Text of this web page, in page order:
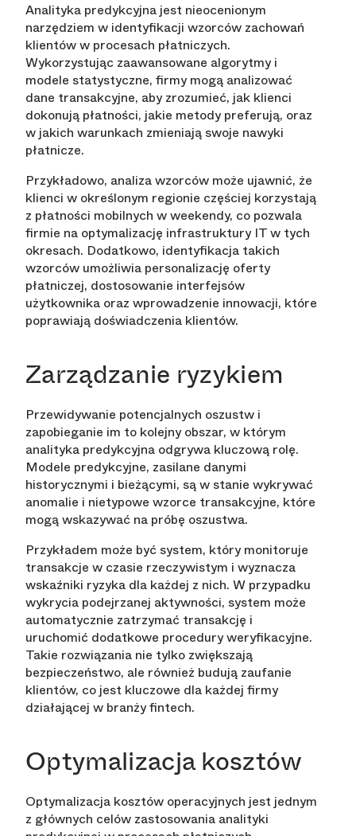
Analityka predykcyjna jest nieocenionym
narzędziem w identyfikacji wzorców zachowań
klientów w procesach płatniczych.
Wykorzystując zaawansowane algorytmy i
modele statystyczne, firmy mogą analizować
dane transakcyjne, aby zrozumieć, jak klienci
dokonują płatności, jakie metody preferują, oraz
w jakich warunkach zmieniają swoje nawyki
płatnicze.
Przykładowo, analiza wzorców może ujawnić, że
klienci w określonym regionie częściej korzystają
z płatności mobilnych w weekendy, co pozwala
firmie na optymalizację infrastruktury IT w tych
okresach. Dodatkowo, identyfikacja takich
wzorców umożliwia personalizację oferty
płatniczej, dostosowanie interfejsów
użytkownika oraz wprowadzenie innowacji, które
poprawiają doświadczenia klientów.
Zarządzanie ryzykiem
Przewidywanie potencjalnych oszustw i
zapobieganie im to kolejny obszar, w którym
analityka predykcyjna odgrywa kluczową rolę.
Modele predykcyjne, zasilane danymi
historycznymi i bieżącymi, są w stanie wykrywać
anomalie i nietypowe wzorce transakcyjne, które
mogą wskazywać na próbę oszustwa.
Przykładem może być system, który monitoruje
transakcje w czasie rzeczywistym i wyznacza
wskaźniki ryzyka dla każdej z nich. W przypadku
wykrycia podejrzanej aktywności, system może
automatycznie zatrzymać transakcję i
uruchomić dodatkowe procedury weryfikacyjne.
Takie rozwiązania nie tylko zwiększają
bezpieczeństwo, ale również budują zaufanie
klientów, co jest kluczowe dla każdej firmy
działającej w branży fintech.
Optymalizacja kosztów
Optymalizacja kosztów operacyjnych jest jednym
z głównych celów zastosowania analityki